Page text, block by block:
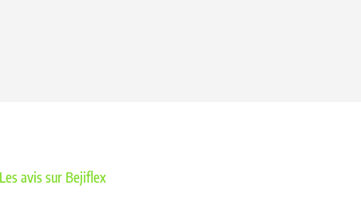
Les avis sur Bejiflex